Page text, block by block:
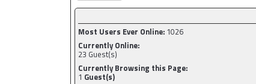
Most Users Ever Online: 1026
Currently Online:
23 Guest(s)
Currently Browsing this Page:
1 Guest(s)